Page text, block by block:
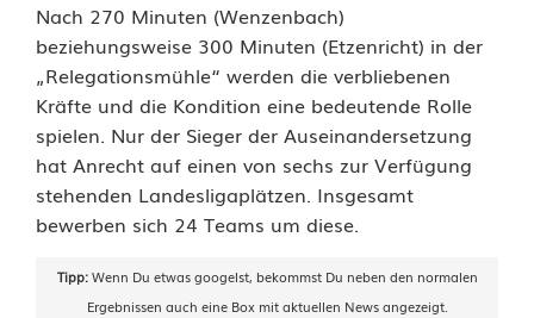
Nach 270 Minuten (Wenzenbach)
beziehungsweise 300 Minuten (Etzenricht) in der
„Relegationsmühle“ werden die verbliebenen
Kräfte und die Kondition eine bedeutende Rolle
spielen. Nur der Sieger der Auseinandersetzung
hat Anrecht auf einen von sechs zur Verfügung
stehenden Landesligaplätzen. Insgesamt
bewerben sich 24 Teams um diese.
Tipp:Wenn Du etwas googelst, bekommst Du neben den normalen
Ergebnissen auch eine Box mit aktuellen News angezeigt.